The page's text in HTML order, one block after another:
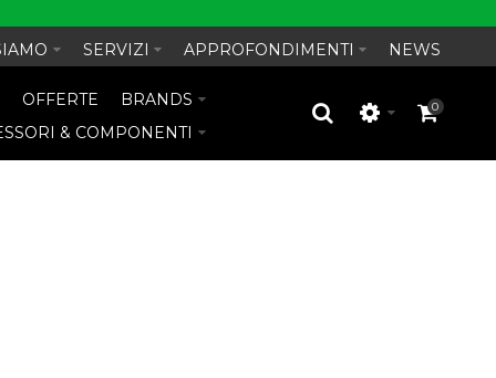
SERVIZI APPROFONDIMENTI NEWS
OFFERTE
BRANDS
& COMPONENTI
0